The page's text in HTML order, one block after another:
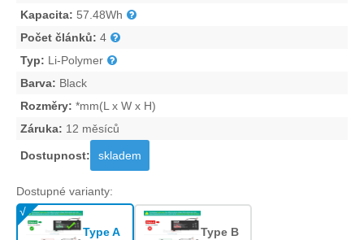
Kapacita: 57.48Wh
Počet článků: 4
Typ: Li-Polymer
Barva: Black
Rozměry: *mm(L x W x H)
Záruka: 12 měsíců
Dostupnost: skladem
Dostupné varianty:
Type A Type B